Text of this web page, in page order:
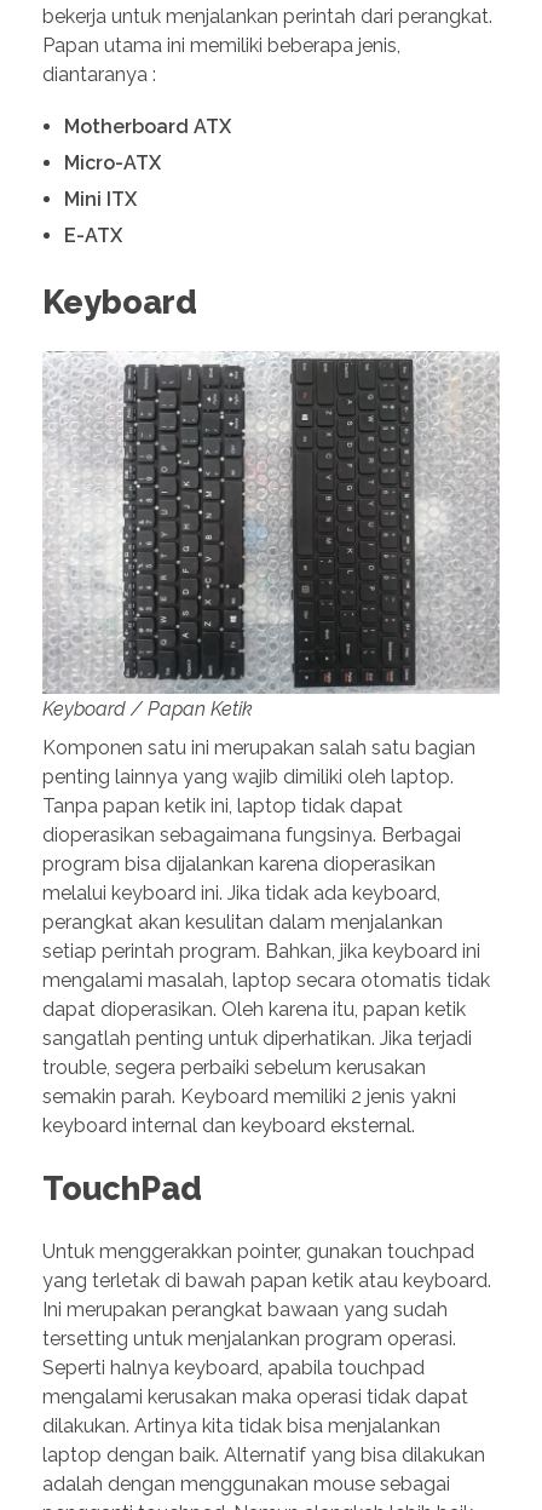
bekerja untuk menjalankan perintah dari perangkat.
Papan utama ini memiliki beberapa jenis,
diantaranya :
Motherboard ATX
Micro-ATX
Mini ITX
E-ATX
Keyboard
Keyboard / Papan Ketik
Komponen satu ini merupakan salah satu bagian
penting lainnya yang wajib dimiliki oleh laptop.
Tanpa papan ketik ini, laptop tidak dapat
dioperasikan sebagaimana fungsinya. Berbagai
program bisa dijalankan karena dioperasikan
melalui keyboard ini. Jika tidak ada keyboard,
perangkat akan kesulitan dalam menjalankan
setiap perintah program. Bahkan, jika keyboard ini
mengalami masalah, laptop secara otomatis tidak
dapat dioperasikan. Oleh karena itu, papan ketik
sangatlah penting untuk diperhatikan. Jika terjadi
trouble, segera perbaiki sebelum kerusakan
semakin parah. Keyboard memiliki 2 jenis yakni
keyboard internal dan keyboard eksternal.
TouchPad
Untuk menggerakkan pointer, gunakan touchpad
yang terletak di bawah papan ketik atau keyboard.
Ini merupakan perangkat bawaan yang sudah
tersetting untuk menjalankan program operasi.
Seperti halnya keyboard, apabila touchpad
mengalami kerusakan maka operasi tidak dapat
dilakukan. Artinya kita tidak bisa menjalankan
laptop dengan baik. Alternatif yang bisa dilakukan
adalah dengan menggunakan mouse sebagai